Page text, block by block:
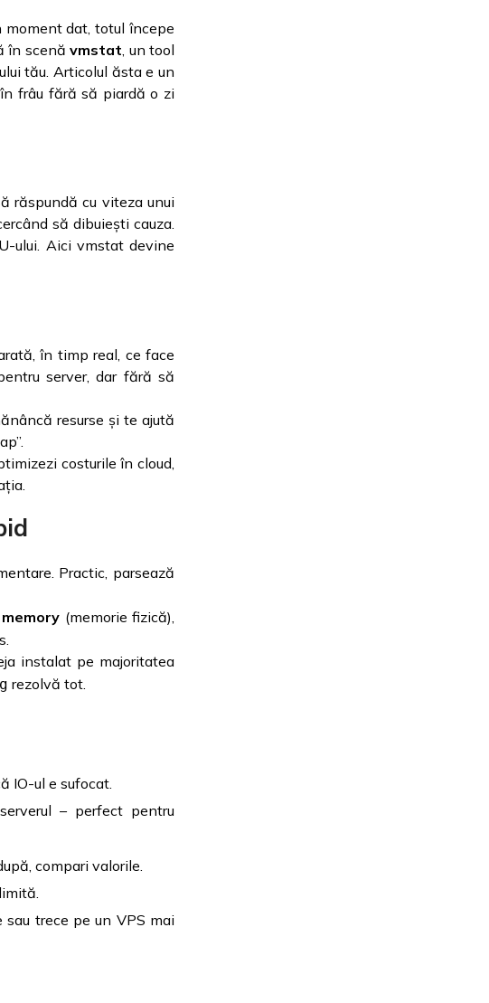
moment dat, totul începe
în scenăvmstat , un tool
tău. Articolul ăsta e un
frâu fără să piardă o zi
răspundă cu viteza unui
să dibuiești cauza.
ului. Aici vmstat devine
în timp real, ce face
server, dar fără să
resurse și te ajută
costurile în cloud,
Practic, parsează
memory (memorie fizică),
instalat pe majoritatea
rezolvă tot.
IO-ul e sufocat.
– perfect pentru
compari valorile.
trece pe un VPS mai